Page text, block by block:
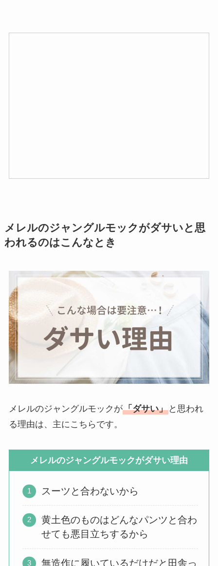
メレルのジャングルモックがダサいと思
われるのはこんなとき
メレルのジャングルモックが「ダサい」と思われ
る理由は、主にこちらです。
メレルのジャングルモックがダサい理由
スーツと合わないから
黄土色のものはどんなパンツと合わ
せても悪目立ちするから
無造作に履いているだけだと田舎っ